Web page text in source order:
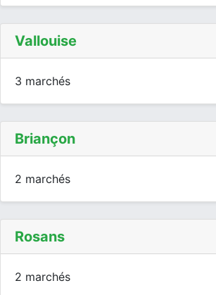
Vallouise
3 marchés
Briançon
2 marchés
Rosans
2 marchés